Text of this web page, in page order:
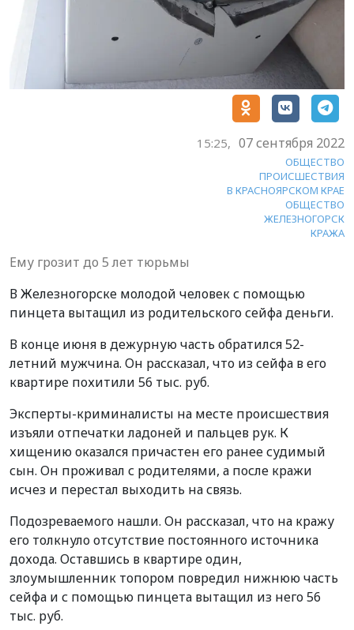
15:25, 07 сентября 2022
ОБЩЕСТВО
ПРОИСШЕСТВИЯ
В КРАСНОЯРСКОМ КРАЕ
ОБЩЕСТВО
ЖЕЛЕЗНОГОРСК
КРАЖА
Ему грозит до 5 лет тюрьмы
В Железногорске молодой человек с помощью
пинцета вытащил из родительского сейфа деньги.
В конце июня в дежурную часть обратился 52-
летний мужчина. Он рассказал, что из сейфа в его
квартире похитили 56 тыс. руб.
Эксперты-криминалисты на месте происшествия
изъяли отпечатки ладоней и пальцев рук. К
хищению оказался причастен его ранее судимый
сын. Он проживал с родителями, а после кражи
исчез и перестал выходить на связь.
Подозреваемого нашли. Он рассказал, что на кражу
его толкнуло отсутствие постоянного источника
дохода. Оставшись в квартире один,
злоумышленник топором повредил нижнюю часть
сейфа и с помощью пинцета вытащил из него 56
тыс. руб.